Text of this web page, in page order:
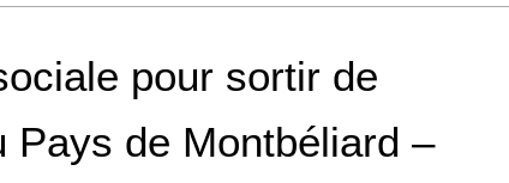
pour sortir de
Pays de Montbéliard –